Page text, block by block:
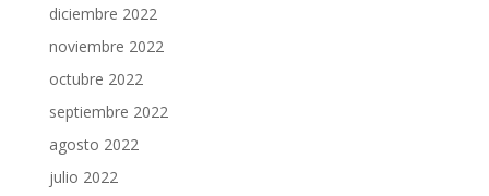
diciembre 2022
noviembre 2022
octubre 2022
septiembre 2022
agosto 2022
julio 2022